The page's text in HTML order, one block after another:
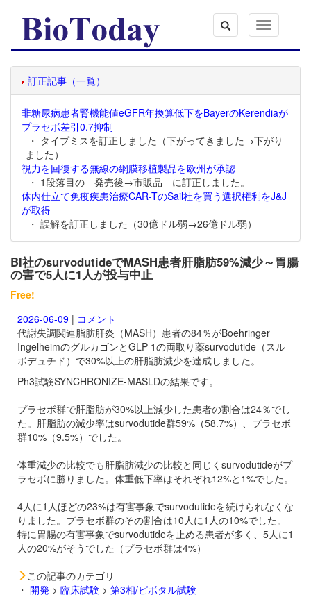
Toggle
navigation
訂正記事（一覧）
非糖尿病患者腎機能値eGFR年換算低下をBayerのKerendiaが
プラセボ差引0.7抑制
・ タイプミスを訂正しました（下がってきました→下がり
ました）
視力を回復する無線の網膜移植製品を欧州が承認
・ 1段落目の 発売後→市販品 に訂正しました。
体内仕立て免疫疾患治療CAR-TのSail社を買う選択権利をJ&J
が取得
・ 誤解を訂正しました（30億ドル弱→26億ドル弱）
BI社のsurvodutideでMASH患者肝脂肪59%減少～胃腸
の害で5人に1人が投与中止
Free!
2026-06-09 | コメント
代謝失調関連脂肪肝炎（MASH）患者の84％がBoehringer
IngelheimのグルカゴンとGLP-1の両取り薬survodutide（スル
ボデュチド）で30%以上の肝脂肪減少を達成しました。
Ph3試験SYNCHRONIZE-MASLDの結果です。
プラセボ群で肝脂肪が30%以上減少した患者の割合は24％でし
た。肝脂肪の減少率はsurvodutide群59%（58.7%）、プラセボ
群10%（9.5%）でした。
体重減少の比較でも肝脂肪減少の比較と同じく survodutideがプ
ラセボに勝りました。体重低下率はそれぞれ12%と1%でした。
4人に1人ほどの23%は有害事象でsurvodutideを続けられなくな
りました。プラセボ群のその割合は10人に1人の10%でした。
特に胃腸の有害事象でsurvodutideを止める患者が多く、5人に1
人の20%がそうでした（プラセボ群は4%）
この記事のカテゴリ
・ 開発 > 臨床試験 > 第3相/ピボタル試験